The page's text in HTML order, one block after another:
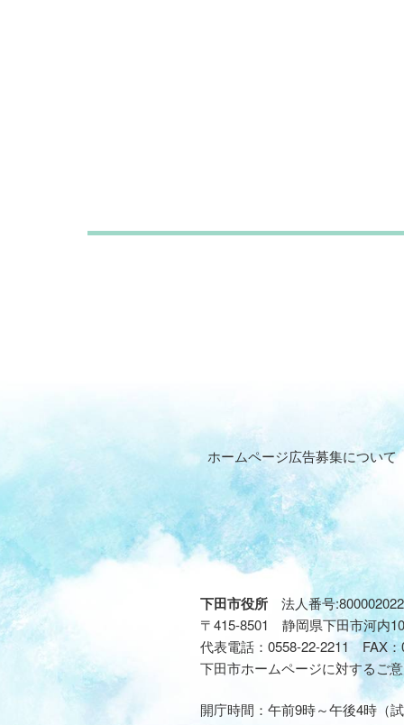
ホームページ広告募集について
下田市役所 法人番号
〒415-8501 静岡県下田市河内
代表電話： 0558-22-2211 FAX
下田市ホームページに対するご
開庁時間：午前9時～午後4時（